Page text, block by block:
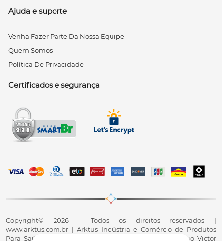
Ajuda e suporte
Venha Fazer Parte Da Nossa Equipe
Quem Somos
Política De Privacidade
Certificados e segurança
Copyright© 2026 - Todos os direitos reservados |
www.arktus.com.br | Arktus Indústria e Comércio de Produtos
Para Saúde Ltda | CNPJ: 01.417.367/0001-78 | R. Antônio Victor